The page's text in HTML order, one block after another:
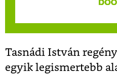
Tasnádi István
egyik legismertebb